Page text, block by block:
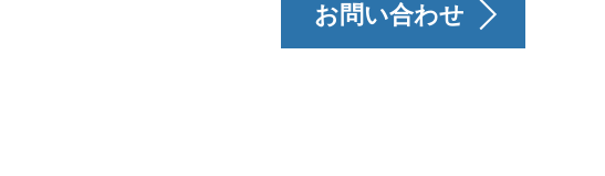
お問い合わせ